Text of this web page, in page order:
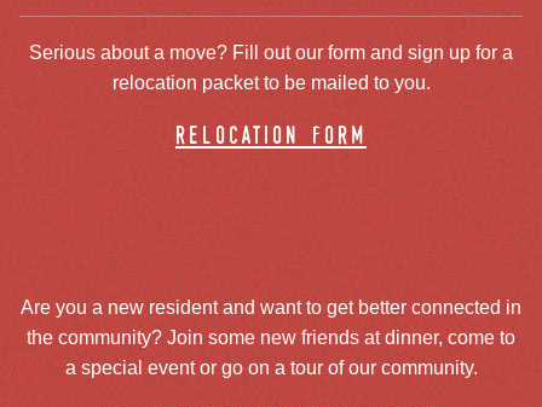
Serious about a move? Fill out our form and sign up for a
relocation packet to be mailed to you.
relocation form
Are you a new resident and want to get better connected in
the community? Join some new friends at dinner, come to
a special event or go on a tour of our community.